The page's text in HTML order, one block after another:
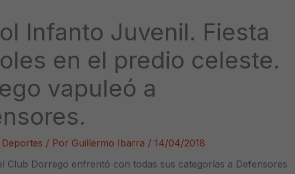
Infanto Juvenil. Fiesta
en el predio celeste.
vapuleó a
Deportes / Por Guillermo Ibarra /14/04/2018
Club Dorrego enfrentó con todas sus categorías a Defensores